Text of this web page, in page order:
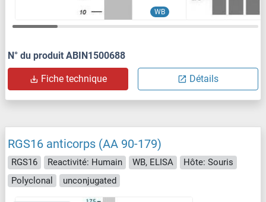
WB
N° du produit ABIN1500688
Fiche technique Détails
RGS16 anticorps (AA 90-179)
RGS16 Reactivité: Humain WB, ELISA
Hôte: Souris
Polyclonal
unconjugated